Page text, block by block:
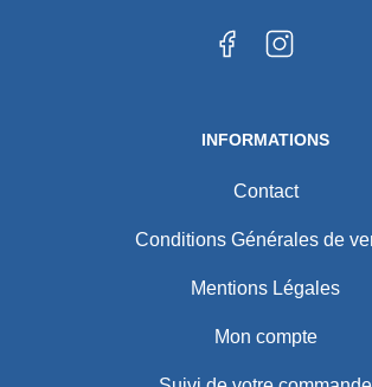
INFORMATIONS
Contact
Conditions Générales de
Mentions Légales
Mon compte